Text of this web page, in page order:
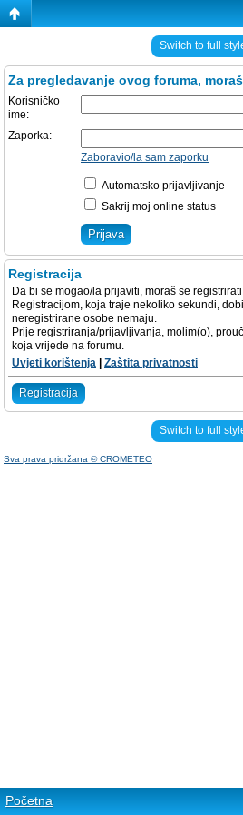
Switch to full
Za pregledavanje ovog foruma,
Korisničko
ime:
Zaporka:
Zaboravio/la sam zaporku
Automatsko prijavljivanje
Sakrij moj online status
Registracija
Da bi se mogao/la prijaviti, moraš se
Registracijom, koja traje nekoliko sekundi,
neregistrirane osobe nemaju.
Prije registriranja/prijavljivanja, molim(o),
koja vrijede na forumu.
Uvjeti korištenja
Zaštita privatnosti
Registracija
Switch to full
Sva prava pridržana © CROMETEO
Početna